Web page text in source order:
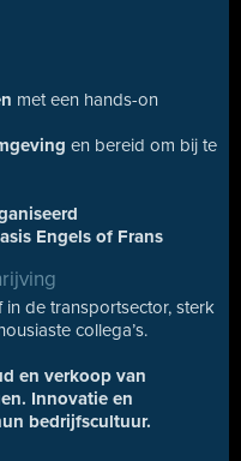
met een hands-on
en bereid om bij te
Engels of Frans
de transportsector, sterk
collega’s.
en verkoop van
Innovatie en
bedrijfscultuur.